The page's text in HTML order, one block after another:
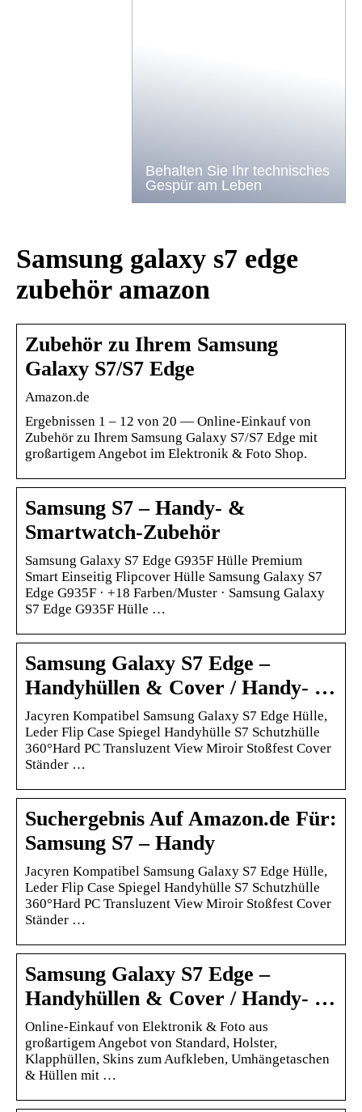
Behalten Sie Ihr technisches
Gespür am Leben
Samsung galaxy s7 edge
zubehör amazon
Zubehör zu Ihrem Samsung
Galaxy S7/S7 Edge
Amazon.de
Ergebnissen 1 – 12 von 20 — Online-Einkauf von
Zubehör zu Ihrem Samsung Galaxy S7/S7 Edge mit
großartigem Angebot im Elektronik & Foto Shop.
Samsung S7 – Handy- &
Smartwatch-Zubehör
Samsung Galaxy S7 Edge G935F Hülle Premium
Smart Einseitig Flipcover Hülle Samsung Galaxy S7
Edge G935F · +18 Farben/Muster · Samsung Galaxy
S7 Edge G935F Hülle …
Samsung Galaxy S7 Edge –
Handyhüllen & Cover / Handy- …
Jacyren Kompatibel Samsung Galaxy S7 Edge Hülle,
Leder Flip Case Spiegel Handyhülle S7 Schutzhülle
360°Hard PC Transluzent View Miroir Stoßfest Cover
Ständer …
Suchergebnis Auf Amazon.de Für:
Samsung S7 – Handy
Jacyren Kompatibel Samsung Galaxy S7 Edge Hülle,
Leder Flip Case Spiegel Handyhülle S7 Schutzhülle
360°Hard PC Transluzent View Miroir Stoßfest Cover
Ständer …
Samsung Galaxy S7 Edge –
Handyhüllen & Cover / Handy- …
Online-Einkauf von Elektronik & Foto aus
großartigem Angebot von Standard, Holster,
Klapphüllen, Skins zum Aufkleben, Umhängetaschen
& Hüllen mit …